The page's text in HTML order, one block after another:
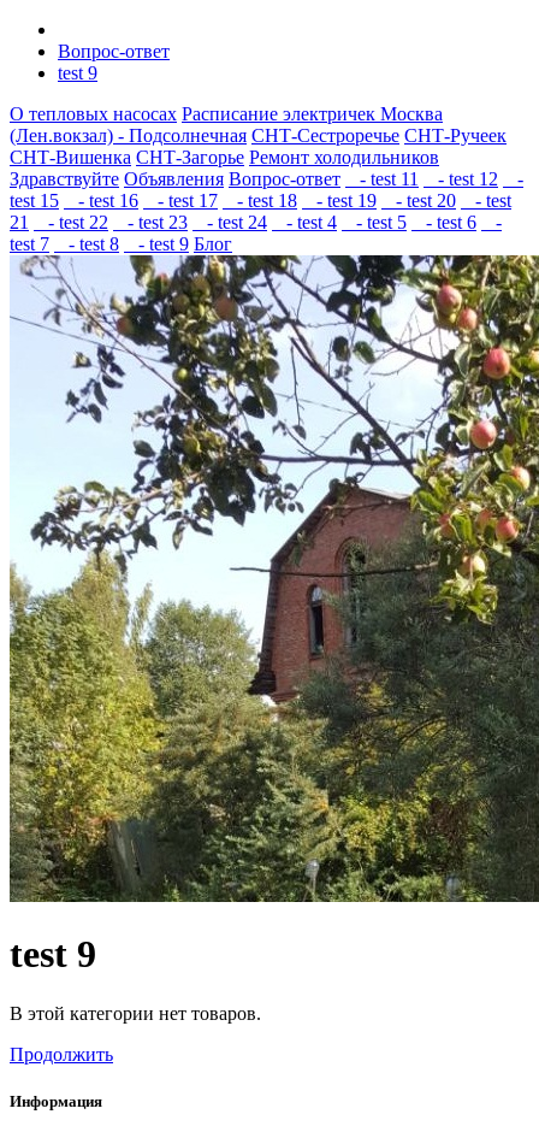
Вопрос-ответ
test 9
О тепловых насосах Расписание электричек Москва
(Лен.вокзал) - Подсолнечная СНТ-Сестроречье СНТ-Ручеек
СНТ-Вишенка СНТ-Загорье Ремонт холодильников
Здравствуйте Объявления Вопрос-ответ - test 11 - test 12
-
test 15
- test 16 - test 17 - test 18 - test 19 - test 20
- test
21
- test 22 - test 23 - test 24 - test 4 - test 5 - test 6
-
test 7
- test 8 - test 9 Блог
test 9
В этой категории нет товаров.
Продолжить
Информация